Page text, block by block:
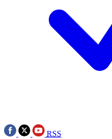
RSS